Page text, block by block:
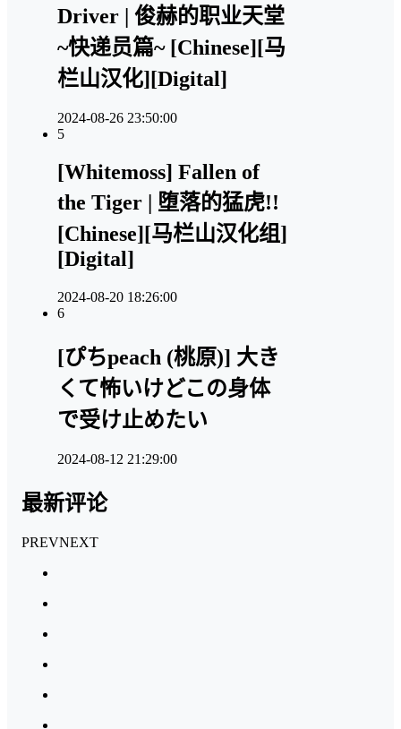
Driver | 俊赫的职业天堂
~快递员篇~ [Chinese][马
栏山汉化][Digital]
2024-08-26 23:50:00
5
[Whitemoss] Fallen of
the Tiger | 堕落的猛虎!!
[Chinese][马栏山汉化组]
[Digital]
2024-08-20 18:26:00
6
[ぴちpeach (桃原)] 大き
くて怖いけどこの身体
で受け止めたい
2024-08-12 21:29:00
最新评论
PREVNEXT